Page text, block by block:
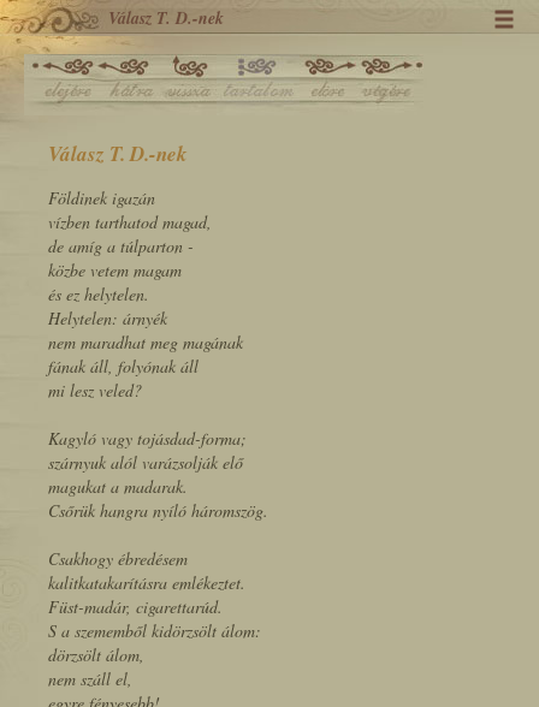
Válasz T. D.-nek
Válasz T. D.-nek
Földinek igazán
vízben tarthatod magad,
de amíg a túlparton -
közbe vetem magam
és ez helytelen.
Helytelen: árnyék
nem maradhat meg magának
fának áll, folyónak áll
mi lesz veled?
Kagyló vagy tojásdad-forma;
szárnyuk alól varázsolják elő
magukat a madarak.
Csőrük hangra nyíló háromszög.
Csakhogy ébredésem
kalitkatakarításra emlékeztet.
Füst-madár, cigarettarúd.
S a szememből kidörzsölt álom:
dörzsölt álom,
nem száll el,